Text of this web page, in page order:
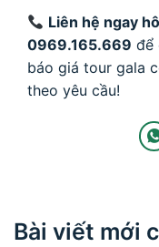
Liên hệ ngay
0969.165.669 để
báo giá tour gala
theo yêu cầu!
Bài viết mới